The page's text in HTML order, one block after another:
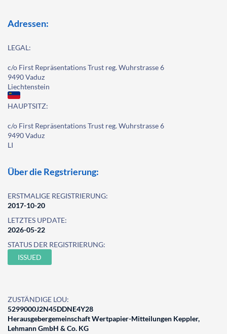
Adressen:
LEGAL:
c/o First Repräsentations Trust reg. Wuhrstrasse 6
9490 Vaduz
Liechtenstein
HAUPTSITZ:
c/o First Repräsentations Trust reg. Wuhrstrasse 6
9490 Vaduz
LI
Über die Regstrierung:
ERSTMALIGE REGISTRIERUNG:
2017-10-20
LETZTES UPDATE:
2026-05-22
STATUS DER REGISTRIERUNG:
ISSUED
ZUSTÄNDIGE LOU:
5299000J2N45DDNE4Y28
Herausgebergemeinschaft Wertpapier-Mitteilungen Keppler,
Lehmann GmbH & Co. KG